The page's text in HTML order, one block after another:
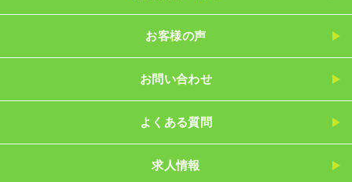
お客様の声
お問い合わせ
よくある質問
求人情報